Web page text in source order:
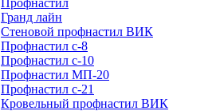
Профнастил
Гранд лайн
Стеновой профнастил ВИК
Профнастил с-8
Профнастил с-10
Профнастил МП-20
Профнастил с-21
Кровельный профнастил ВИК